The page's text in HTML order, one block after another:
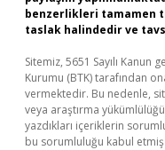
benzerlikleri tamamen
taslak halindedir ve
Sitemiz, 5651 Sayılı
Kurumu (BTK) tarafından
vermektedir. Bu nedenle,
veya araştırma
yazdıkları içeriklerin
bu sorumluluğu kabul etmiş